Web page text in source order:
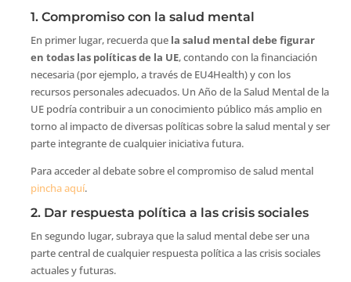
1. Compromiso con la salud mental
En primer lugar, recuerda que la salud mental debe figurar
en todas las políticas de la UE, contando con la financiación
necesaria (por ejemplo, a través de EU4Health) y con los
recursos personales adecuados. Un Año de la Salud Mental de la
UE podría contribuir a un conocimiento público más amplio en
torno al impacto de diversas políticas sobre la salud mental y ser
parte integrante de cualquier iniciativa futura.
Para acceder al debate sobre el compromiso de salud mental
pincha aquí.
2. Dar respuesta política a las crisis sociales
En segundo lugar, subraya que la salud mental debe ser una
parte central de cualquier respuesta política a las crisis sociales
actuales y futuras.